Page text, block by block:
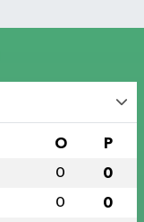
O P
0 0
0 0